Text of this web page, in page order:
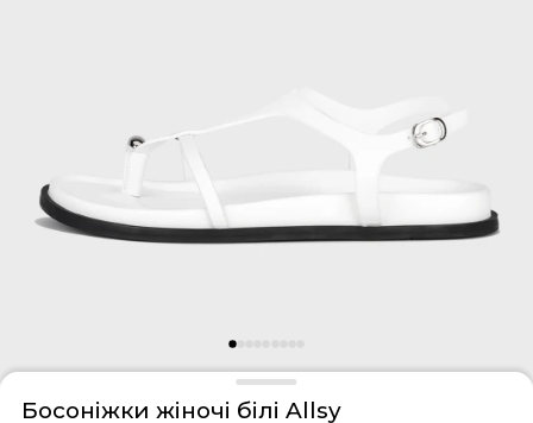
костюми
Босоніжки жіночі білі Allsy